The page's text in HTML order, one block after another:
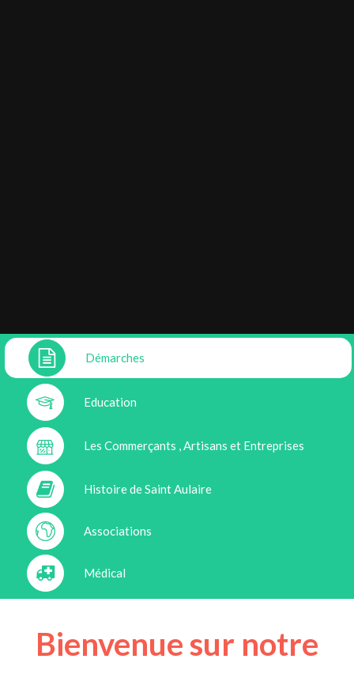
Démarches
Education
Les Commerçants , Artisans et Entreprises
Histoire de Saint Aulaire
Associations
Médical
Bienvenue sur notre